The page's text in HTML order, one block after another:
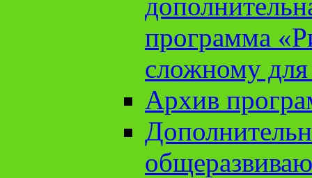
программа
сложному
Архив